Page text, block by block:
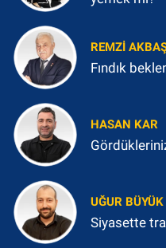
REMZI
Fındık
HASAN KAR
UĞUR BÜYÜK
Siyasette